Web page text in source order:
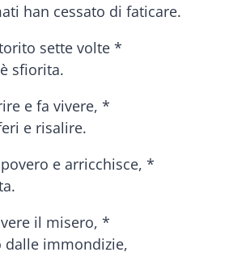
han cessato di faticare.
sette volte *
sfiorita.
e fa vivere, *
e risalire.
e arricchisce, *
il misero, *
dalle immondizie,